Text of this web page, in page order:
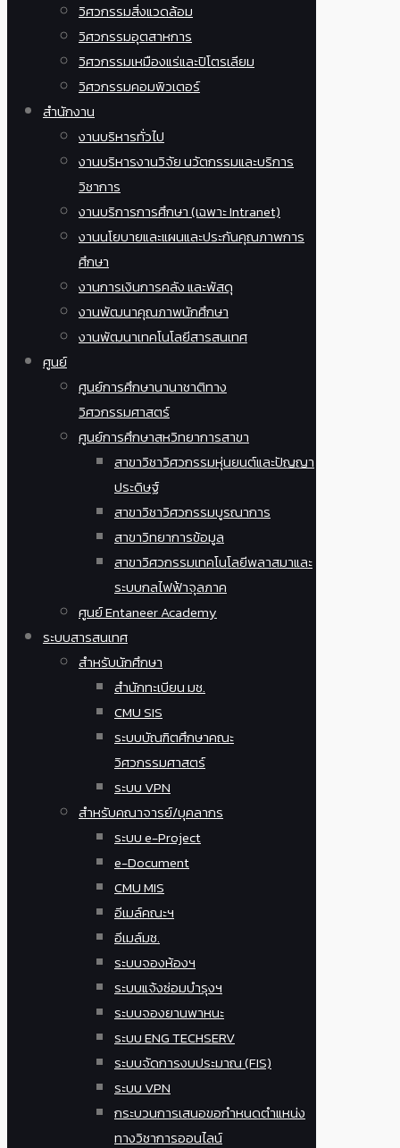
วิศวกรรมสิ่งแวดล้อม
วิศวกรรมอุตสาหการ
วิศวกรรมเหมืองแร่และปิโตรเลียม
วิศวกรรมคอมพิวเตอร์
สำนักงาน
งานบริหารทั่วไป
งานบริหารงานวิจัย นวัตกรรมและบริการ
วิชาการ
งานบริการการศึกษา (เฉพาะ Intranet)
งานนโยบายและแผนและประกันคุณภาพการ
ศึกษา
งานการเงินการคลัง และพัสดุ
งานพัฒนาคุณภาพนักศึกษา
งานพัฒนาเทคโนโลยีสารสนเทศ
ศูนย์
ศูนย์การศึกษานานาชาติทาง
วิศวกรรมศาสตร์
ศูนย์การศึกษาสหวิทยาการสาขา
สาขาวิชาวิศวกรรมหุ่นยนต์และปัญญา
ประดิษฐ์
สาขาวิชาวิศวกรรมบูรณาการ
สาขาวิทยาการข้อมูล
สาขาวิศวกรรมเทคโนโลยีพลาสมาและ
ระบบกลไฟฟ้าจุลภาค
ศูนย์ Entaneer Academy
ระบบสารสนเทศ
สำหรับนักศึกษา
สำนักทะเบียน มช.
CMU SIS
ระบบบัณฑิตศึกษาคณะ
วิศวกรรมศาสตร์
ระบบ VPN
สำหรับคณาจารย์/บุคลากร
ระบบ e-Project
e-Document
CMU MIS
อีเมล์คณะฯ
อีเมล์มช.
ระบบจองห้องฯ
ระบบแจ้งซ่อมบำรุงฯ
ระบบจองยานพาหนะ
ระบบ ENG TECHSERV
ระบบจัดการงบประมาณ (FIS)
ระบบ VPN
กระบวนการเสนอขอกำหนดตำแหน่ง
ทางวิชาการออนไลน์